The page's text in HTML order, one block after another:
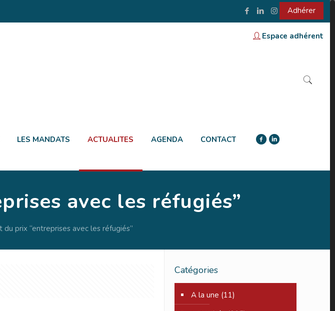
Adhérer
Espace adhérent
LES MANDATS ACTUALITES AGENDA CONTACT
avec les réfugiés”
du prix “entreprises avec les réfugiés”
Catégories
A la une (11)